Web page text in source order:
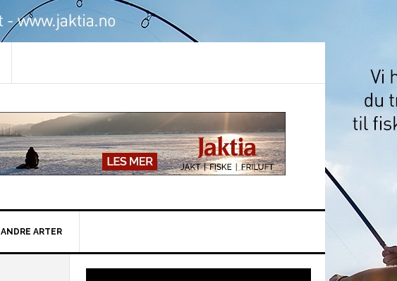
ANDRE ARTER
Hoved